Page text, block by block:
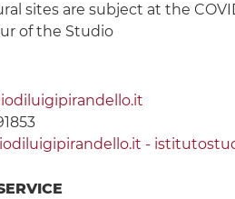
sites are subject at the
of the Studio
-